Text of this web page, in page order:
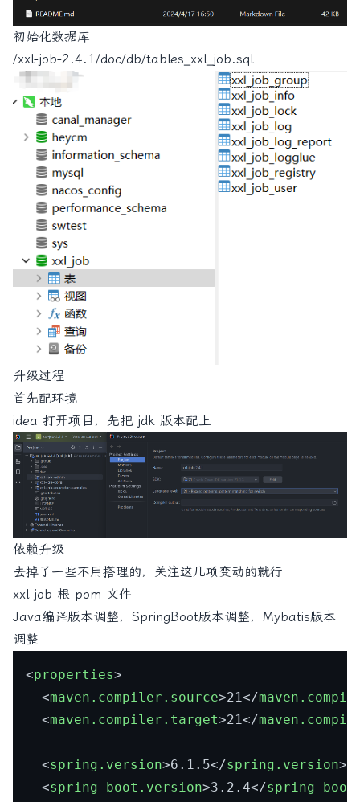
初始化数据库
/xxl-job-2.4.1/doc/db/tables_xxl_job.sql
升级过程
首先配环境
idea 打开项目，先把 jdk 版本配上
依赖升级
去掉了一些不用搭理的，关注这几项变动的就行
xxl-job 根 pom 文件
Java编译版本调整，SpringBoot版本调整，Mybatis版本
调整
<properties>
<maven.compiler.source>21</
<maven.compiler.target>21</
<spring.version>6.1.5</spring.version>
<spring-boot.version>3.2.4</spring-